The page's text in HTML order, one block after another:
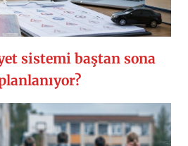
sistemi baştan sona